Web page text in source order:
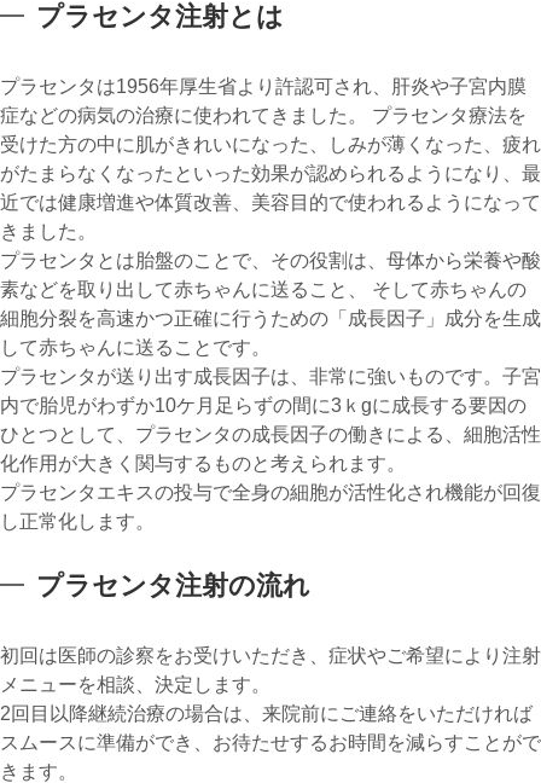
プラセンタ注射とは
プラセンタは1956年厚生省より許認可され、肝炎や子宮内膜
症などの病気の治療に使われてきました。 プラセンタ療法を
受けた方の中に肌がきれいになった、しみが薄くなった、疲れ
がたまらなくなったといった効果が認められるようになり、最
近では健康増進や体質改善、美容目的で使われるようになって
きました。
プラセンタとは胎盤のことで、その役割は、母体から栄養や酸
素などを取り出して赤ちゃんに送ること、 そして赤ちゃんの
細胞分裂を高速かつ正確に行うための「成長因子」成分を生成
して赤ちゃんに送ることです。
プラセンタが送り出す成長因子は、非常に強いものです。子宮
内で胎児がわずか10ケ月足らずの間に3ｋgに成長する要因の
ひとつとして、プラセンタの成長因子の働きによる、細胞活性
化作用が大きく関与するものと考えられます。
プラセンタエキスの投与で全身の細胞が活性化され機能が回復
し正常化します。
プラセンタ注射の流れ
初回は医師の診察をお受けいただき、症状やご希望により注射
メニューを相談、決定します。
2回目以降継続治療の場合は、来院前にご連絡をいただければ
スムースに準備ができ、お待たせするお時間を減らすことがで
きます。